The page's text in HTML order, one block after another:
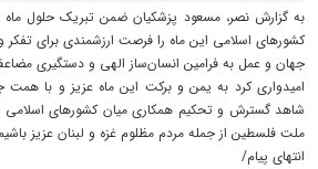
به گزارش نصر، مسعود پزشکیان ضمن تبریک حلول
کشورهای اسلامی این ماه را فرصت ارزشمندی برای
جهان و عمل به فرامین انسان‌ساز الهی و دستگیری
امیدواری کرد به یمن و برکت این ماه عزیز و با
شاهد گسترش و تحکیم همکاری میان کشورهای اسلامی
ملت فلسطین از جمله مردم مظلوم غزه و لبنان عزیز
انتهای پیام/